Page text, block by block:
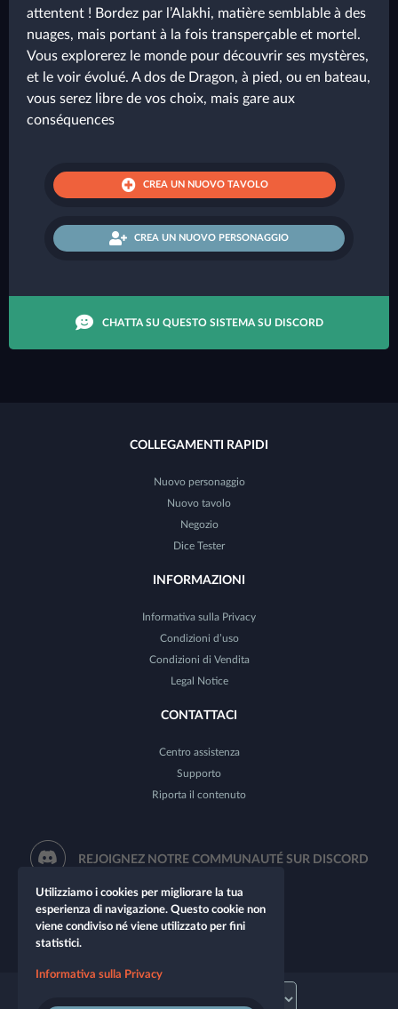
attentent ! Bordez par l’Alakhi, matière semblable à des
nuages, mais portant à la fois transperçable et mortel.
Vous explorerez le monde pour découvrir ses mystères,
et le voir évolué. A dos de Dragon, à pied, ou en bateau,
vous serez libre de vos choix, mais gare aux
conséquences
CREA UN NUOVO TAVOLO
CREA UN NUOVO PERSONAGGIO
CHATTA SU QUESTO SISTEMA SU DISCORD
COLLEGAMENTI RAPIDI
Nuovo personaggio
Nuovo tavolo
Negozio
Dice Tester
INFORMAZIONI
Informativa sulla Privacy
Condizioni d’uso
Condizioni di Vendita
Legal Notice
CONTATTACI
Centro assistenza
Supporto
Riporta il contenuto
REJOIGNEZ NOTRE COMMUNAUTÉ SUR DISCORD
Utilizziamo i cookies per migliorare la tua
esperienza di navigazione. Questo cookie non
viene condiviso né viene utilizzato per fini
statistici.
Informativa sulla Privacy